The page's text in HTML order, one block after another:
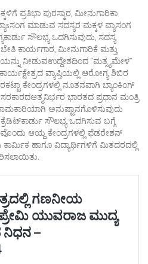
ಪ್ರತಿಭಾ ಪುರಸ್ಕಾರ, ಮೀನುಗಾರಿಕಾ
ಮಾಡುವ ಸದಸ್ಯರ ಮಕ್ಕಳ ವ್ಯಾಸಂಗ
ಸೌಲಭ್ಯ ಒದಗಿಸುವುದು, ಸದಸ್ಯ
ಕಾರ್ಯಗಾರ, ಮೀನುಗಾರಿಕೆ ಮತ್ತು
ನೀಡುವಉದ್ದೇಶದಿಂದ “ಮತ್ಸ್ಯಮೇಳ”
ವ್ಯಾಪ್ತಿಯಲ್ಲಿ ಆರೋಗ್ಯ ಶಿಬಿರ
ಕೇಂದ್ರಗಳಲ್ಲಿ ನೂತನವಾಗಿ ಬ್ಯಾಂಕಿಂಗ್
ಭಾರತದ ಪ್ರಧಾನ ಮಂತ್ರಿ
ಅನುಷ್ಟಾನಗೊಳಿಸುವುದು
ಸೌಲಭ್ಯ ಒದಗಿಸುವ ಬಗ್ಗೆ
ಆಯ್ದ ಕೇಂದ್ರಗಳಲ್ಲಿ ಫೆಡರೇಶನ್
ಹಾಗೂ ವಿದ್ಯಾರ್ಥಿಗಳಿಗೆ ಮಿತದರದಲ್ಲಿ